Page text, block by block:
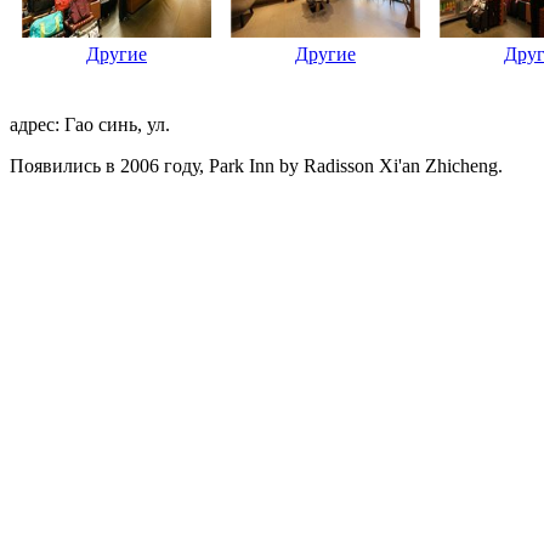
Другие Другие
адрес: Гао синь, ул.
Появились в 2006 году, Park Inn by Radisson Xi'an Zhicheng.